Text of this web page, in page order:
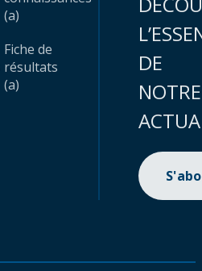
(a)
Fiche de
résultats
(a)
DE
NOTRE